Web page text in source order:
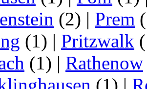
(2) | Prem
(1) | Pritzwalk
(1) | Rathenow
(1) |